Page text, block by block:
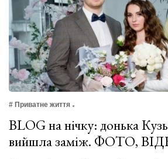
# Приватне життя
BLOG на нічку: донька
вийшла заміж. ФОТО,